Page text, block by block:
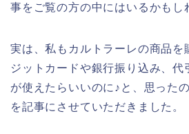
事をご覧の方の中にはいるかもし
実は、私もカルトラーレの商品を
ジットカードや銀行振り込み、代
が使えたらいいのに♪と、思った
を記事にさせていただきました。